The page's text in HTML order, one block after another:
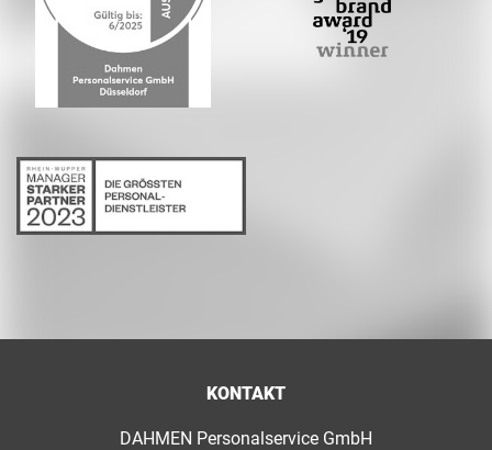
KONTAKT
DAHMEN Personalservice GmbH